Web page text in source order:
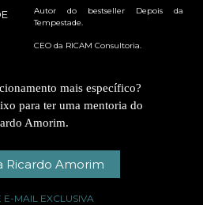
Autor do bestseller Depois da
Tempestade.
CEO da RICAM Consultoria.
mais específico?
para ter uma mentoria do
Amorim.
Ricardo Amorim
E-MAIL EXCLUSIVA